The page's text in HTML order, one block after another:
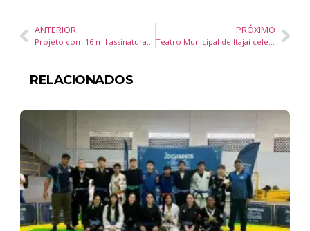
ANTERIOR
Projeto com 16 mil assinaturas para manter segundo profissional nos ônibus será protocolado em Blumenau
PRÓXIMO
Teatro Municipal de Itajaí celebra 22 anos como referência cultural no município
RELACIONADOS